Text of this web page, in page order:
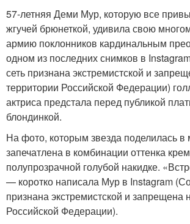
57-летняя Деми Мур, которую все
жгучей брюнеткой, удивила свою
армию поклонников кардинальным
одном из последних снимков в
сеть признана экстремистской и
территории Российской Федерации)
актриса предстала перед публикой
блондинкой.
На фото, которым звезда поделилась в
запечатлена в комбинации оттенка
полупрозрачной голубой накидке.
— коротко написала Мур в Instagram
признана экстремистской и запрещена
Российской Федерации).